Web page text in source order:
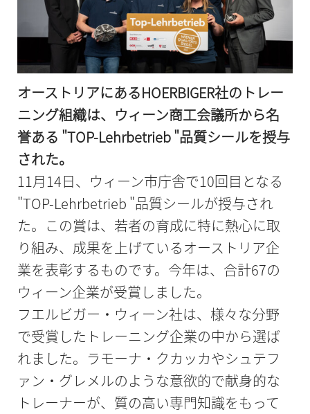
オーストリアにあるHOERBIGER社のトレー
ニング組織は、ウィーン商工会議所から名
誉ある "TOP-Lehrbetrieb "品質シールを授与
された。
11月14日、ウィーン市庁舎で10回目となる
"TOP-Lehrbetrieb "品質シールが授与され
た。この賞は、若者の育成に特に熱心に取
り組み、成果を上げているオーストリア企
業を表彰するものです。今年は、合計67の
ウィーン企業が受賞しました。
フエルビガー・ウィーン社は、様々な分野
で受賞したトレーニング企業の中から選ば
れました。ラモーナ・クカッカやシュテフ
ァン・グレメルのような意欲的で献身的な
トレーナーが、質の高い専門知識をもって